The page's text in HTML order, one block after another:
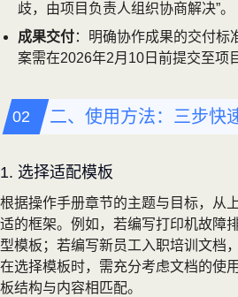
歧，由项目负责人组织协商解决”。
成果交付：明确协作成果的交付标
案需在2026年2月10日前提交至项目
二、使用方法：三步快
1. 选择适配模板
根据操作手册章节的主题与目标，从
适的框架。例如，若编写打印机故障
型模板；若编写新员工入职培训文档
在选择模板时，需充分考虑文档的使
板结构与内容相匹配。